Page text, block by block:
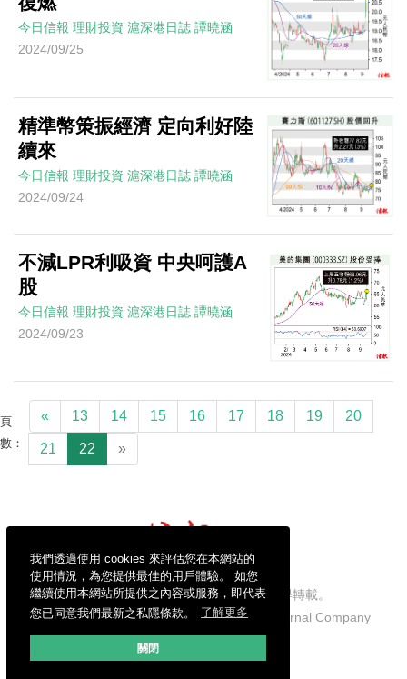
我們透過使用 cookies 來評估您在本網站的
使用情況，為您提供最佳的用戶體驗。 如您
繼續使用本網站所提供之內容或服務，即代表
您已同意我們最新之私隱條款。
了解更多
關閉
今日信報 理財投資 滬深港日誌 譚曉涵
2024/09/25
精準幣策振經濟 定向利好陸
續來
今日信報 理財投資 滬深港日誌 譚曉涵
2024/09/24
不減LPR利吸資 中央呵護A
股
今日信報 理財投資 滬深港日誌 譚曉涵
2024/09/23
頁
數：
« 13 14 15 16 17 18 19 20
21 22 »
信報財經新聞有限公司版權所有，不得轉載。
Copyright © 2026 Hong Kong Economic Journal Company
Limited. All rights reserved.